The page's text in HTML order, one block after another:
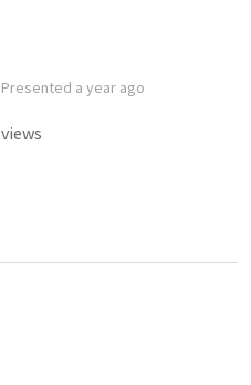
Presented a year ago
views